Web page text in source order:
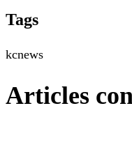
Tags
kcnews
Articles